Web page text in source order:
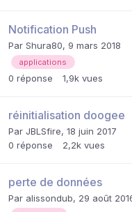
Notification Push
Par Shura80, 9 mars 2018
applications
0 réponse 1,9k vues
réinitialisation doogee
Par JBLSfire, 18 juin 2017
0 réponse 2,2k vues
perte de données
Par alissondub, 29 août